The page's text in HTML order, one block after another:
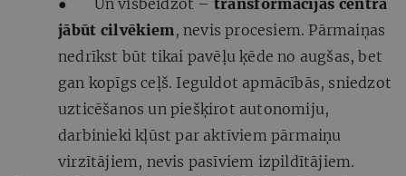
jābūt cilvēkiem, nevis procesiem. Pārmaiņas
nedrīkst būt tikai pavēļu ķēde no augšas, bet
gan kopīgs ceļš. Ieguldot apmācībās, sniedzot
uzticēšanos un piešķirot autonomiju,
darbinieki kļūst par aktīviem pārmaiņu
virzītājiem, nevis pasīviem izpildītājiem.